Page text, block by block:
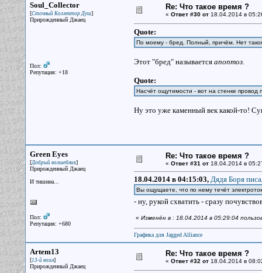
Soul_Collector
[Сточный Коллектор Душ]
Прирожденный Джаец
Пол:
Репутация: +18
Re: Что такое время ?
« Ответ #30 от18.04.2014 в
Quote:
По моему - бред. Полный, причём. Нет
Этот "бред" называется апоптоз.
Quote:
Насчёт ощутимости - вот на стенке
Ну это уже каменный век какой-то!
Green Eyes
[Добрый волшебник]
Прирожденный Джаец
И тишина...
Пол:
Репутация: +680
Re: Что такое время ?
« Ответ #31 от18.04.2014 в
18.04.2014 в 04:15:03, Дядя Боря
Вы ощущаете, что по нему течёт
- ну, рукой схватить - сразу
« Изменён в : 18.04.2014 в 05:29:04
Графика для Jagged Alliance
Artem13
[13-й воин]
Прирожденный Джаец
Re: Что такое время ?
« Ответ #32 от18.04.2014 в